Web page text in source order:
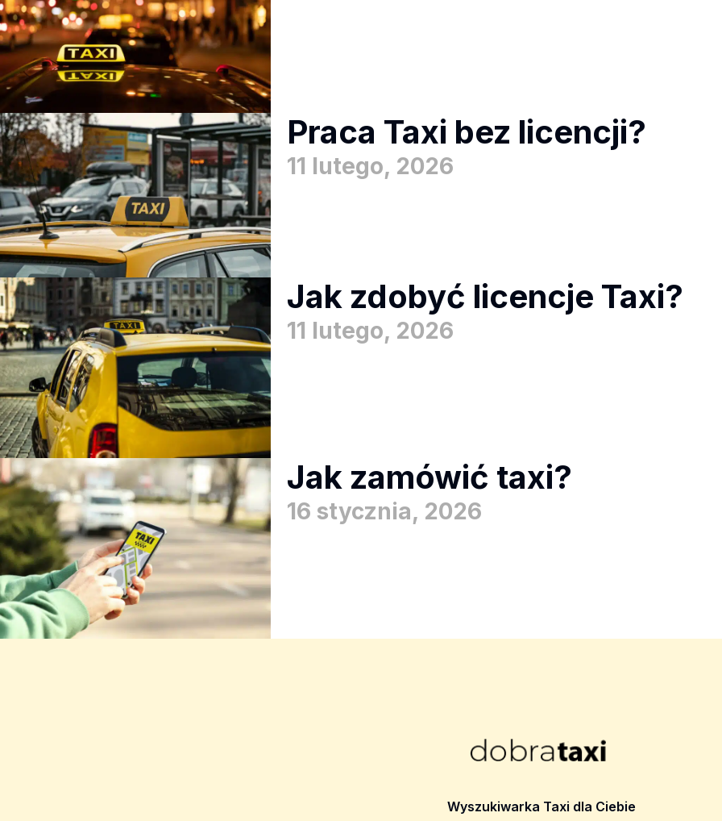
Praca Taxi bez licencji?
11 lutego, 2026
Jak zdobyć licencje Taxi?
11 lutego, 2026
Jak zamówić taxi?
16 stycznia, 2026
Wyszukiwarka Taxi dla Ciebie